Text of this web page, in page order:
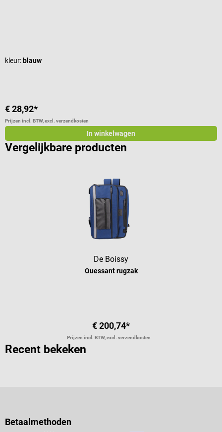
kleur: blauw
€ 28,92*
Prijzen incl. BTW, excl. verzendkosten
In winkelwagen
Vergelijkbare producten
De Boissy
Ouessant rugzak
€ 200,74*
Prijzen incl. BTW, excl. verzendkosten
Recent bekeken
Betaalmethoden